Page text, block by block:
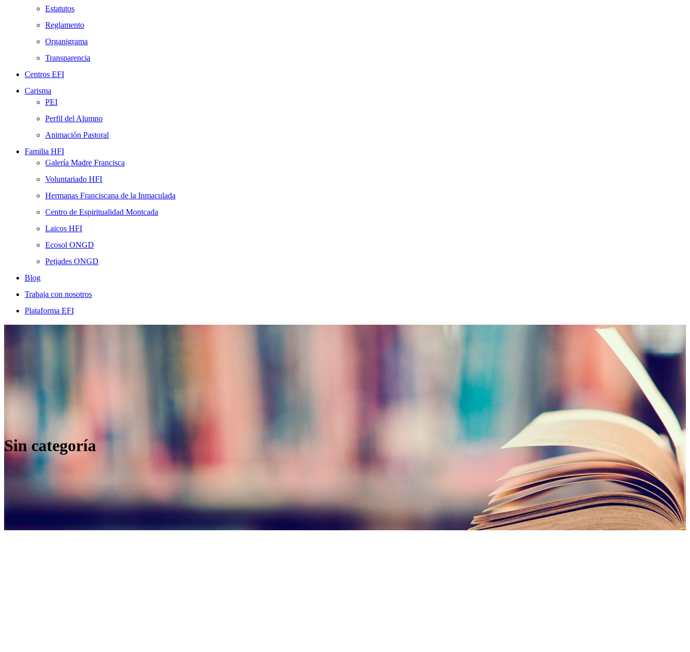
Estatutos
Reglamento
Organigrama
Transparencia
Centros EFI
Carisma
PEI
Perfil del Alumno
Animación Pastoral
Familia HFI
Galería Madre Francisca
Voluntariado HFI
Hermanas Franciscana de la Inmaculada
Centro de Espiritualidad Montcada
Laicos HFI
Ecosol ONGD
Petjades ONGD
Blog
Trabaja con nosotros
Plataforma EFI
Sin categoría